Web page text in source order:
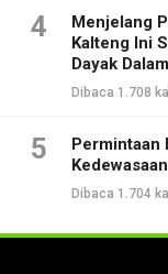
4
Menjelang
Kalteng Ini
Dayak
Dibaca 1.708
5
Permintaan
Dibaca 1.704